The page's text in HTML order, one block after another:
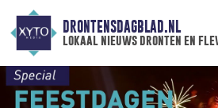
DRONTENSDAGBLAD.NL
lokaal nieuws dronten en